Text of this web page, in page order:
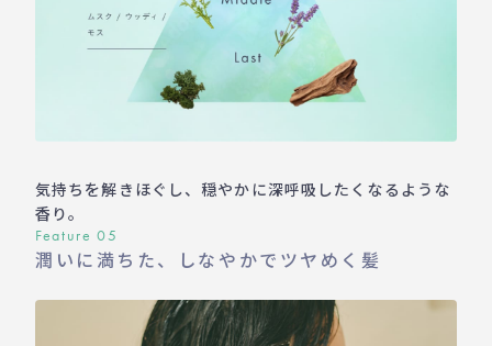
気持ちを解きほぐし、穏やかに深呼吸したくなるような
香り。
Feature 05
潤いに満ちた、しなやかでツヤめく髪